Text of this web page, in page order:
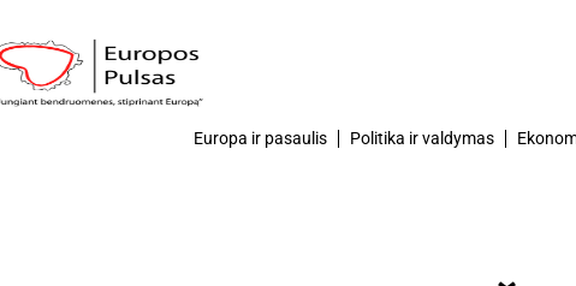
Europa ir pasaulis Politika ir valdymas